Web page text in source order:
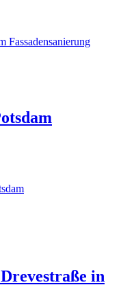
Fassadensanierung
in